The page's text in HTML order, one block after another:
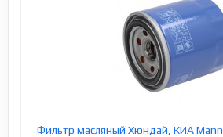
Фильтр масляный Хюндай, КИА Mann